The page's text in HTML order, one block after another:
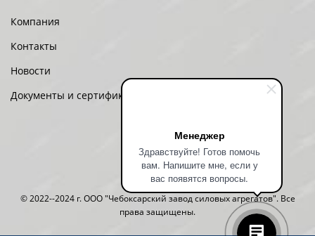
Менеджер
Здравствуйте! Готов помочь
вам. Напишите мне, если у
вас появятся вопросы.
Компания
Контакты
Новости
Документы и сертификаты
© 2022--2024 г. ООО "Чебоксарский завод силовых агрегатов". Все
права защищены.